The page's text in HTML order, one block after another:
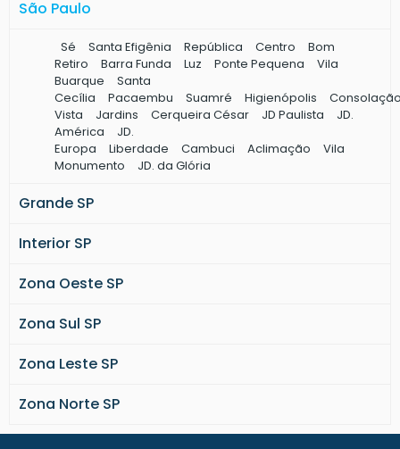
Pilar metálico redondo
Fechamento lateral metálico
Construção de galpão metálico
Viga metálica preço
Mezanino estrutura metálica
Mezanino metálico preço
Cobertura metálica para galpão
Estrutura metálica para cobertura
Telhado metálico preço
Cobertura telhado metálico
Passarela metálica preço
Escada metálica detalhamento
Escada metalica
Terça metálica
São Paulo
Sé Santa Efigênia República Centro
Bom
Retiro
Barra Funda Luz Ponte Pequena
Vila
Buarque
Santa
Cecília
Pacaembu Suamré Higienópolis
Vista
Jardins Cerqueira César JD Paulista
JD.
América
JD.
Europa
Liberdade Cambuci Aclimação
Vila
Monumento
JD. da Glória
Grande SP
Interior SP
Zona Oeste SP
Zona Sul SP
Zona Leste SP
Zona Norte SP